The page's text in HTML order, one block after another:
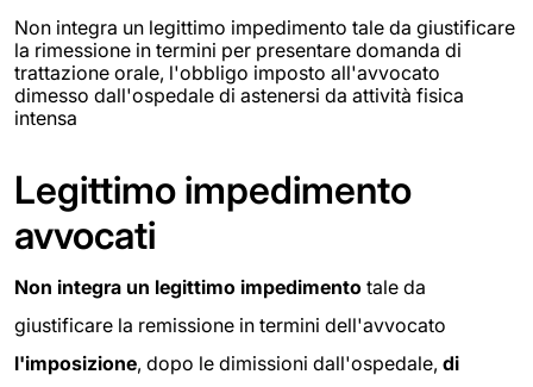
Non integra un legittimo impedimento tale da giustificare
la rimessione in termini per presentare domanda di
trattazione orale, l'obbligo imposto all'avvocato
dimesso dall'ospedale di astenersi da attività fisica
intensa
Legittimo impedimento
avvocati
Non integra un legittimo impedimento tale da
giustificare la remissione in termini dell'avvocato
l'imposizione, dopo le dimissioni dall'ospedale, di